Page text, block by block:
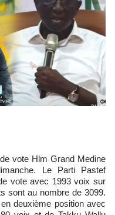
Le Parti Pastef
vote avec 1993 voix sur
sont au nombre de 3099.
deuxième position avec